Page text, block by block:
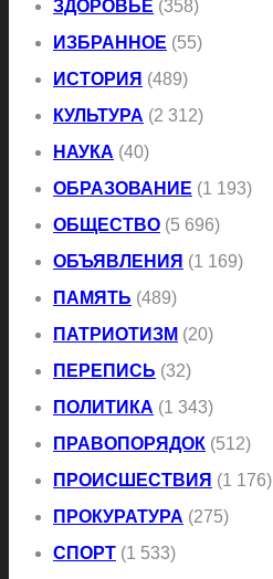
ЗДОРОВЬЕ (358)
ИЗБРАННОЕ (55)
ИСТОРИЯ (489)
КУЛЬТУРА (2 312)
НАУКА (40)
ОБРАЗОВАНИЕ (1 193)
ОБЩЕСТВО (5 696)
ОБЪЯВЛЕНИЯ (1 169)
ПАМЯТЬ (489)
ПАТРИОТИЗМ (20)
ПЕРЕПИСЬ (32)
ПОЛИТИКА (1 343)
ПРАВОПОРЯДОК (512)
ПРОИСШЕСТВИЯ (1 176)
ПРОКУРАТУРА (275)
СПОРТ (1 533)